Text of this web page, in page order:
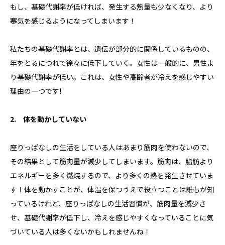
もし、基礎代謝率が低ければ、発生する熱量も少なくなり、より
寒気を感じるようになってしまいます！
私たちの基礎代謝率とは、遺伝が部分的に関係しているものの、
年をとるにつれて徐々に低下していく。女性は一般的に、男性よ
り基礎代謝率が低い。これは、女性や高齢者が冷えを感じやすい
理由の一つです!
2. 体を動かしていない
座りっぱなしの生活をしている人はあまり筋肉を使わないので、
その結果として筋肉量が減少してしまいます。筋肉は、脂肪より
エネルギーを多く燃焼するので、より多くの熱を発生させていま
す！体を動かすことが、体温を保つうえで役立つことは誰もが知
っているけれど、座りっぱなしの生活習慣が、筋肉量を減少さ
せ、基礎代謝率が低下し、冷えを感じやすくなっていることに気
づいている人は多くないかもしれませんね！